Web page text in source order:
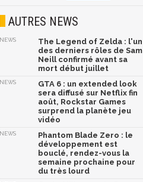
AUTRES NEWS
NEWS
The Legend of Zelda : l'un
des derniers rôles de Sam
Neill confirmé avant sa
mort début juillet
NEWS
GTA 6 : un extended look
sera diffusé sur Netflix fin
août, Rockstar Games
surprend la planète jeu
vidéo
NEWS
Phantom Blade Zero : le
développement est
bouclé, rendez-vous la
semaine prochaine pour
du très lourd